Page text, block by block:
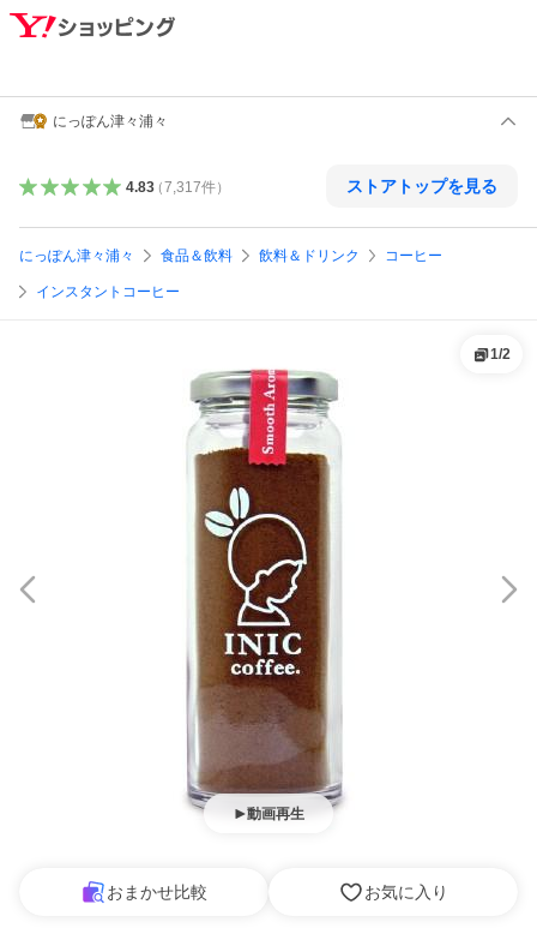
にっぽん津々浦々
4.83（7,317件） ストアトップを見る
にっぽん津々浦々 食品＆飲料 飲料＆ドリンク コーヒー
インスタントコーヒー
動画再生
1/2
おまかせ比較 お気に入り